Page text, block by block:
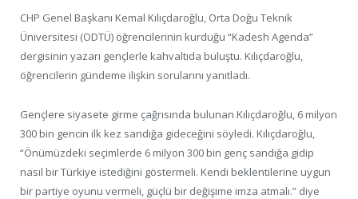
CHP Genel Başkanı Kemal Kılıçdaroğlu, Orta Doğu Teknik
Üniversitesi (ODTÜ) öğrencilerinin kurduğu “Kadesh Agenda”
dergisinin yazarı gençlerle kahvaltıda buluştu. Kılıçdaroğlu,
öğrencilerin gündeme ilişkin sorularını yanıtladı.
Gençlere siyasete girme çağrısında bulunan Kılıçdaroğlu, 6 milyon
300 bin gencin ilk kez sandığa gideceğini söyledi. Kılıçdaroğlu,
“Önümüzdeki seçimlerde 6 milyon 300 bin genç sandığa gidip
nasıl bir Türkiye istediğini göstermeli. Kendi beklentilerine uygun
bir partiye oyunu vermeli, güçlü bir değişime imza atmalı.” diye